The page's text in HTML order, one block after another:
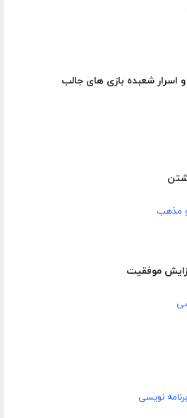
اسرار شعبده بازی های جالب
مذهب
نویسی